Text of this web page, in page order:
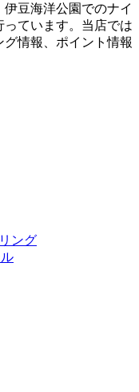
豆海洋公園でのナイ
っています。当店では
情報、ポイント情報
ング